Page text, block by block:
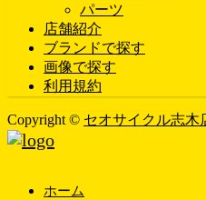
パーツ
店舗紹介
ブランドで探す
画像で探す
利用規約
Copyright © セオサイクル志木
ホーム